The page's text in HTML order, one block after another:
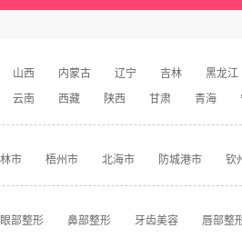
山西 内蒙古 辽宁 吉林 黑龙江
云南 西藏 陕西 甘肃 青海
市 梧州市 北海市 防城港市 钦
眼部整形 鼻部整形 牙齿美容 唇部整